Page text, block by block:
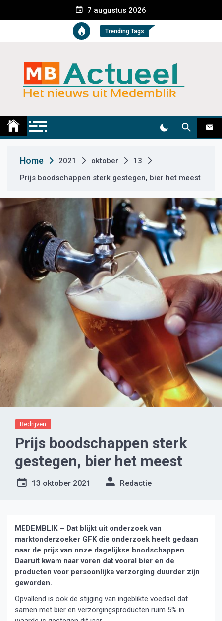
e
t
7 augustus 2026
Trending Tags
Medemblik Actueel
Home 2021 oktober
13
Prijs boodschappen sterk gestegen, bier het meest
Bedrijven
Prijs boodschappen sterk
gestegen, bier het meest
13 oktober 2021 Redactie
MEDEMBLIK – Dat blijkt uit onderzoek van
marktonderzoeker GFK die onderzoek heeft gedaan
naar de prijs van onze dagelijkse boodschappen.
Daaruit kwam naar voren dat vooral bier en de
producten voor persoonlijke verzorging duurder zijn
geworden.
Opvallend is ook de stijging van ingeblikte voedsel dat
samen met bier en verzorgingsproducten ruim 5% in